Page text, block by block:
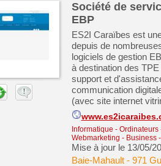
Société de
EBP
ES2I Caraïbes est
depuis de
logiciels de gestion
à destination des
support et
communication
(avec site internet
Informatique -
Webmarketing - Business
Mise à jour le 13/05/
Baie-Mahault- 971